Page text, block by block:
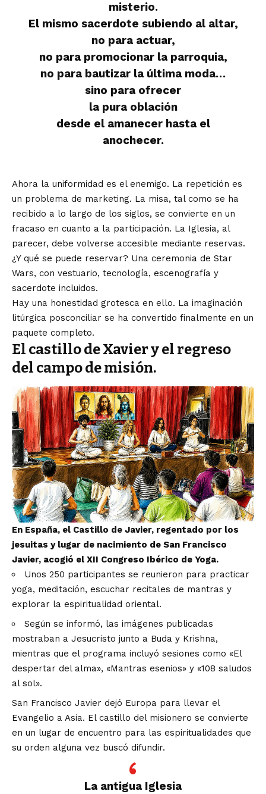
misterio.
El mismo sacerdote subiendo al altar,
no para actuar,
no para promocionar la parroquia,
no para bautizar la última moda…
sino para ofrecer
la pura oblación
desde el amanecer hasta el
anochecer.
Ahora la uniformidad es el enemigo. La repetición es
un problema de marketing. La misa, tal como se ha
recibido a lo largo de los siglos, se convierte en un
fracaso en cuanto a la participación. La Iglesia, al
parecer, debe volverse accesible mediante reservas.
¿Y qué se puede reservar? Una ceremonia de Star
Wars, con vestuario, tecnología, escenografía y
sacerdote incluidos.
Hay una honestidad grotesca en ello. La imaginación
litúrgica posconciliar se ha convertido finalmente en un
paquete completo.
El castillo de Xavier y el regreso
del campo de misión.
En España, el Castillo de Javier, regentado por los
jesuitas y lugar de nacimiento de San Francisco
Javier, acogió el XII Congreso Ibérico de Yoga.
Unos 250 participantes se reunieron para practicar
yoga, meditación, escuchar recitales de mantras y
explorar la espiritualidad oriental.
Según se informó, las imágenes publicadas
mostraban a Jesucristo junto a Buda y Krishna,
mientras que el programa incluyó sesiones como «El
despertar del alma», «Mantras esenios» y «108 saludos
al sol».
San Francisco Javier dejó Europa para llevar el
Evangelio a Asia. El castillo del misionero se convierte
en un lugar de encuentro para las espiritualidades que
su orden alguna vez buscó difundir.
La antigua Iglesia